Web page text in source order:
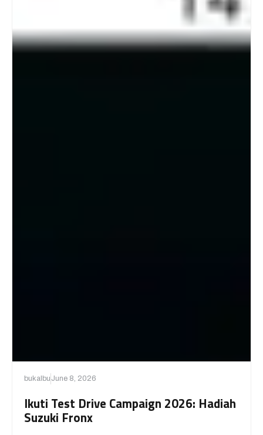
bukalbu June 8, 2026
Ikuti Test Drive Campaign 2026: Hadiah
Suzuki Fronx